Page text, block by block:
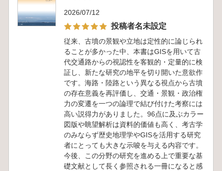
2026/07/12
投稿者名未設定
従来、古墳の景観や立地は定性的に論じられ
ることが多かった中、本書はGISを用いて古
代交通路からの視認性を客観的・定量的に検
証し、新たな研究の地平を切り開いた意欲作
です。海路・陸路という異なる視点から古墳
の存在意義を再評価し、交通・景観・政治権
力の変遷を一つの論理で結び付けた考察には
高い説得力がありました。96点に及ぶカラー
図版や眺望解析は資料的価値も高く、考古学
のみならず歴史地理学やGISを活用する研究
者にとっても大きな示唆を与える内容です。
今後、この分野の研究を進める上で重要な基
礎文献として長く参照される一冊になると感